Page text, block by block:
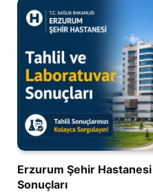
Erzurum Şehir
Sonuçları